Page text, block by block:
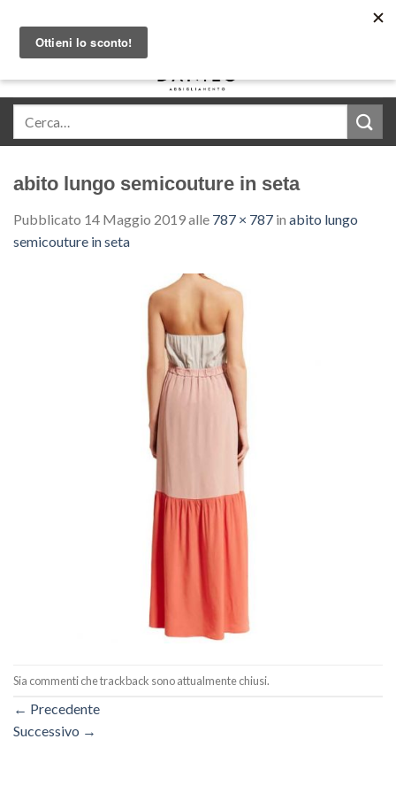
content
abito lungo semicouture in seta
Pubblicato 14 Maggio 2019alle 787 × 787 in abito lungo
semicouture in seta
Sia commenti che trackback sono attualmente chiusi.
← Precedente
Successivo →